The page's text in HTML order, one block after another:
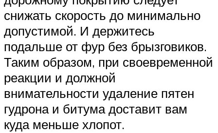
снижать скорость до минимально
допустимой. И держитесь
подальше от фур без брызговиков.
Таким образом, при своевременной
реакции и должной
внимательности удаление пятен
гудрона и битума доставит вам
куда меньше хлопот.